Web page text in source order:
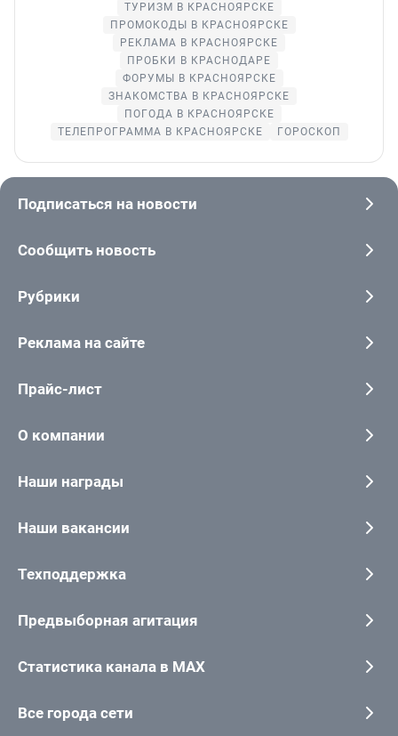
ТУРИЗМ В КРАСНОЯРСКЕ
ПРОМОКОДЫ В КРАСНОЯРСКЕ
РЕКЛАМА В КРАСНОЯРСКЕ
ПРОБКИ В КРАСНОДАРЕ
ФОРУМЫ В КРАСНОЯРСКЕ
ЗНАКОМСТВА В КРАСНОЯРСКЕ
ПОГОДА В КРАСНОЯРСКЕ
ТЕЛЕПРОГРАММА В КРАСНОЯРСКЕ
ГОРОСКОП
Подписаться на новости
Сообщить новость
Рубрики
Реклама на сайте
Прайс-лист
О компании
Наши награды
Наши вакансии
Техподдержка
Предвыборная агитация
Статистика канала в MAX
Все города сети